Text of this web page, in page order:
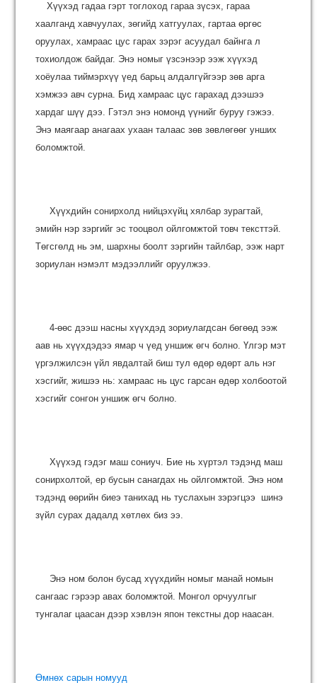
Хүүхэд гадаа гэрт тоглоход гараа зүсэх, гараа
хаалганд хавчуулах, зөгийд хатгуулах, гартаа өргөс
оруулах, хамраас цус гарах зэрэг асуудал байнга л
тохиолдож байдаг. Энэ номыг үзсэнээр ээж хүүхэд
хоёулаа тиймэрхүү үед барьц алдалгүйгээр зөв арга
хэмжээ авч сурна. Бид хамраас цус гарахад дээшээ
хардаг шүү дээ. Гэтэл энэ номонд үүнийг буруу гэжээ.
Энэ маягаар анагаах ухаан талаас зөв зөвлөгөөг унших
боломжтой.
Хүүхдийн сонирхолд нийцэхүйц хялбар зурагтай,
эмийн нэр зэргийг эс тооцвол ойлгомжтой товч тексттэй.
Төгсгөлд нь эм, шархны боолт зэргийн тайлбар, ээж нарт
зориулан нэмэлт мэдээллийг оруулжээ.
4-өөс дээш насны хүүхдэд зориулагдсан бөгөөд ээж
аав нь хүүхдэдээ ямар ч үед уншиж өгч болно. Үлгэр мэт
үргэлжилсэн үйл явдалтай биш тул өдөр өдөрт аль нэг
хэсгийг, жишээ нь: хамраас нь цус гарсан өдөр холбоотой
хэсгийг сонгон уншиж өгч болно.
Хүүхэд гэдэг маш сониуч. Бие нь хүртэл тэдэнд маш
сонирхолтой, ер бусын санагдах нь ойлгомжтой. Энэ ном
тэдэнд өөрийн биеэ танихад нь туслахын зэрэгцээ шинэ
зүйл сурах дадалд хөтлөх биз ээ.
Энэ ном болон бусад хүүхдийн номыг манай номын
сангаас гэрээр авах боломжтой. Монгол орчуулгыг
тунгалаг цаасан дээр хэвлэн япон текстны дор наасан.
Өмнөх сарын номууд